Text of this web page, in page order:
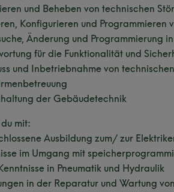
und Beheben von technischen
Konfigurieren und Programmieren
Änderung und Programmierung
für die Funktionalität und
und Inbetriebnahme von
der Gebäudetechnik
mit:
Ausbildung zum/ zur
im Umgang mit
in Pneumatik und Hydraulik
in der Reparatur und Wartung